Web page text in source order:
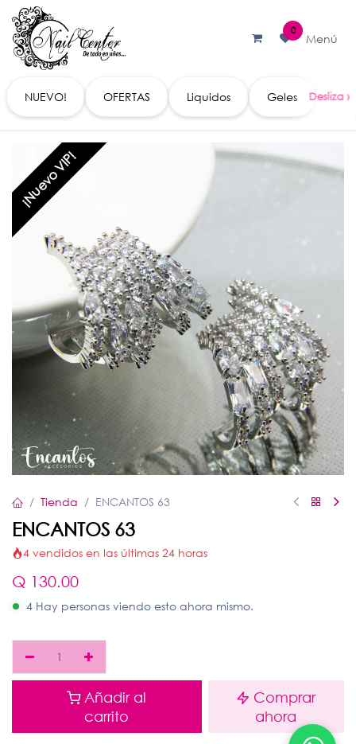
Ir al contenido
0
Menú
NUEVO! OFERTAS Liquidos Geles
¡Nuevo VIP!
Tienda ENCANTOS 63
ENCANTOS 63
4 vendidos en las últimas 24 horas
Q 130.00
4 Hay personas viendo esto ahora mismo.
Añadir al
carrito
Comprar
ahora